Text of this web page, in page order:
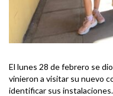
El lunes 28 de febrero se
vinieron a visitar su nuevo
identificar sus